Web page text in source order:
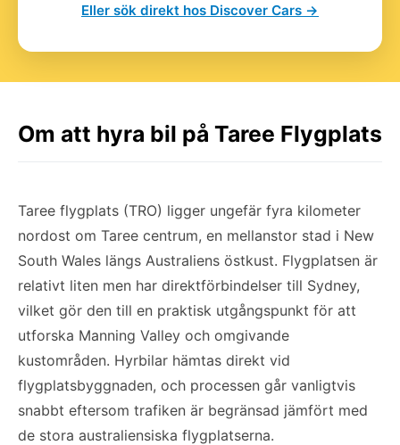
Eller sök direkt hos Discover Cars →
Om att hyra bil på Taree Flygplats
Taree flygplats (TRO) ligger ungefär fyra kilometer
nordost om Taree centrum, en mellanstor stad i New
South Wales längs Australiens östkust. Flygplatsen är
relativt liten men har direktförbindelser till Sydney,
vilket gör den till en praktisk utgångspunkt för att
utforska Manning Valley och omgivande
kustområden. Hyrbilar hämtas direkt vid
flygplatsbyggnaden, och processen går vanligtvis
snabbt eftersom trafiken är begränsad jämfört med
de stora australiensiska flygplatserna.